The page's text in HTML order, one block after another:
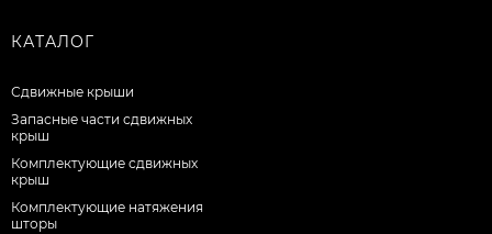
КАТАЛОГ
Сдвижные крыши
Запасные части сдвижных
крыш
Комплектующие сдвижных
крыш
Комплектующие натяжения
шторы